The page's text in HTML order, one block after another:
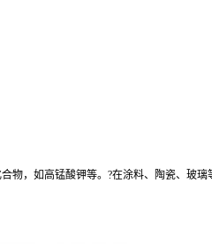
，如高锰酸钾等。?在涂料、陶瓷、玻璃